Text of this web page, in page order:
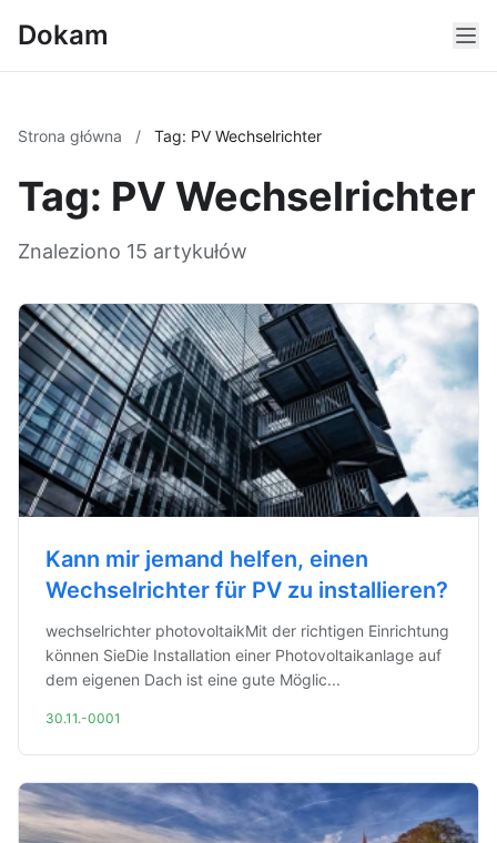
Dokam
Strona główna / Tag: PV Wechselrichter
Tag: PV Wechselrichter
Znaleziono 15 artykułów
Kann mir jemand helfen, einen
Wechselrichter für PV zu installieren?
wechselrichter photovoltaikMit der richtigen Einrichtung
können SieDie Installation einer Photovoltaikanlage auf
dem eigenen Dach ist eine gute Möglic...
30.11.-0001